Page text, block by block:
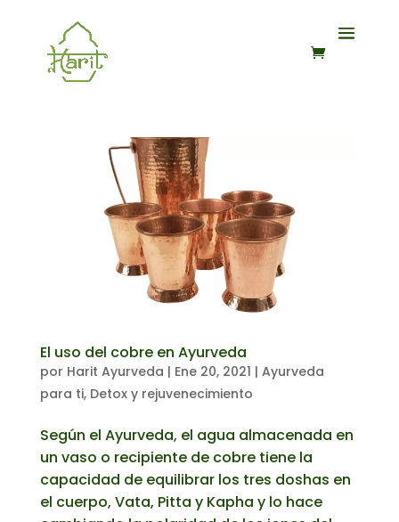
El uso del cobre en Ayurveda
por Harit Ayurveda | Ene 20, 2021 | Ayurveda
para ti, Detox y rejuvenecimiento
Según el Ayurveda, el agua almacenada en
un vaso o recipiente de cobre tiene la
capacidad de equilibrar los tres doshas en
el cuerpo, Vata, Pitta y Kapha y lo hace